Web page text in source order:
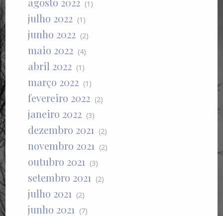
(1)
julho 2022 (1)
junho 2022 (2)
maio 2022 (4)
abril 2022 (1)
março 2022 (1)
fevereiro 2022 (2)
janeiro 2022 (3)
dezembro 2021 (2)
novembro 2021 (2)
outubro 2021 (3)
setembro 2021 (2)
julho 2021 (2)
junho 2021 (7)